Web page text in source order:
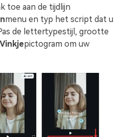
toe aan de tijdlijn
menu en typ het script dat u
de lettertypestijl, grootte
Vinkjepictogram om uw